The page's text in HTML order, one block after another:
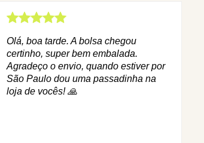
Olá, boa tarde. A bolsa chegou
certinho, super bem embalada.
Agradeço o envio, quando estiver por
São Paulo dou uma passadinha na
loja de vocês! 🙏